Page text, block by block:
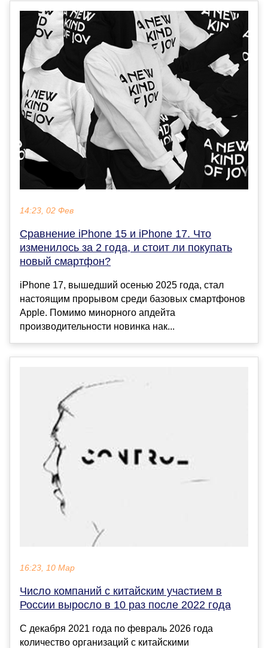
14:23, 02 Фев
Сравнение iPhone 15 и iPhone 17. Что
изменилось за 2 года, и стоит ли покупать
новый смартфон?
iPhone 17, вышедший осенью 2025 года, стал
настоящим прорывом среди базовых смартфонов
Apple. Помимо минорного апдейта
производительности новинка нак...
16:23, 10 Мар
Число компаний с китайским участием в
России выросло в 10 раз после 2022 года
С декабря 2021 года по февраль 2026 года
количество организаций с китайскими